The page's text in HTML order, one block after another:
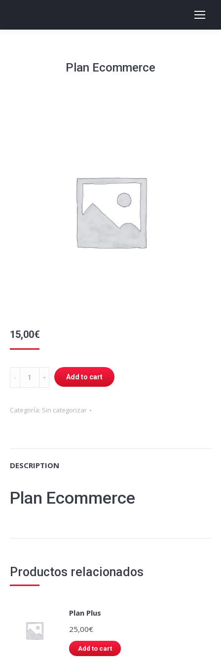
Plan Ecommerce
15,00€
Ecommerce
Add to cart
Categoría: Sin categorizar
DESCRIPTION
Plan Ecommerce
Productos relacionados
Plan Plus
25,00€
Add to cart